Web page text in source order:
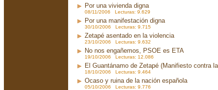
Por una vivienda digna
08/11/2006 Lecturas: 9.629
Por una manifestación digna
30/10/2006 Lecturas: 9.715
Zetapé asentado en la violencia
23/10/2006 Lecturas: 9.632
No nos engañemos, PSOE es ETA
19/10/2006 Lecturas: 12.086
El Guantánamo de Zetapé (Manifiesto contra
18/10/2006 Lecturas: 9.464
Ocaso y ruina de la nación española
05/10/2006 Lecturas: 9.776